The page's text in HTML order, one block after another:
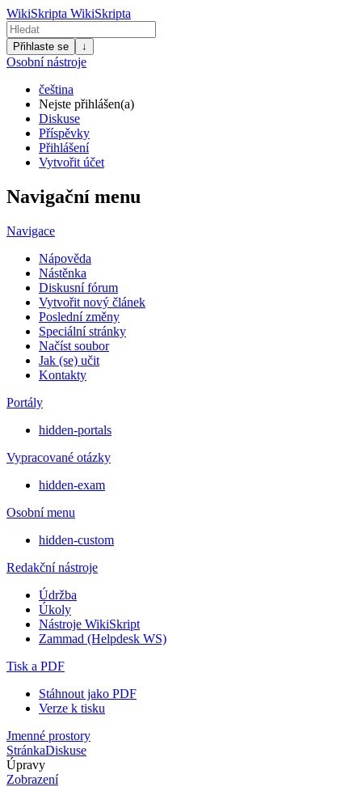
WikiSkripta WikiSkripta
Přihlaste se ↓
Osobní nástroje
čeština
Nejste přihlášen(a)
Diskuse
Příspěvky
Přihlášení
Vytvořit účet
Navigační menu
Navigace
Nápověda
Nástěnka
Diskusní fórum
Vytvořit nový článek
Poslední změny
Speciální stránky
Načíst soubor
Jak (se) učit
Kontakty
Portály
hidden-portals
Vypracované otázky
hidden-exam
Osobní menu
hidden-custom
Redakční nástroje
Údržba
Úkoly
Nástroje WikiSkript
Zammad (Helpdesk WS)
Tisk a PDF
Stáhnout jako PDF
Verze k tisku
Jmenné prostory
StránkaDiskuse
Úpravy
Zobrazení